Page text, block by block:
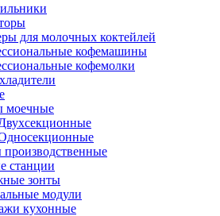
для молочных коктейлей
кофемашины
кофемолки
моечные
станции
зонты
модули
кухонные